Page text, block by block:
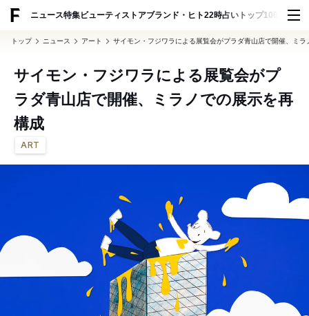
ニュース特集ビューティ ストアブランド・ヒト22時占い トップ100 スナッ
トップ ニュース アート サイモン・フジワラによる展覧会がプラダ青山店で開催、ミラ
サイモン・フジワラによる展覧会がプ
ラダ青山店で開催、ミラノでの展示を再
構成
ART